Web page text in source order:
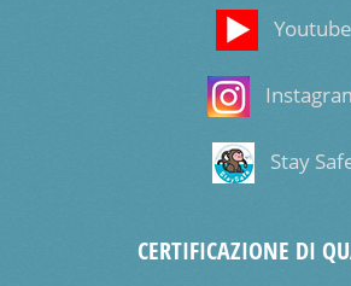
Youtube
Stay
CERTIFICAZIONE DI